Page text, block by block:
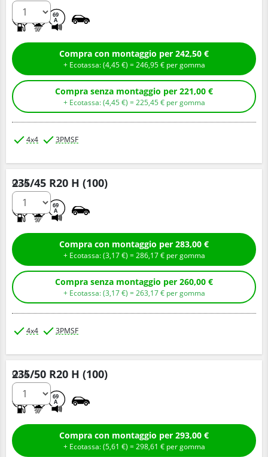
69
A
Compra con montaggio per 242,50 €
+ Ecotassa: (4,45€ ) =246,95€ per gomma
Compra senza montaggio per 221,00 €
+ Ecotassa: (4,45€ ) =225,45€ per gomma
4x4 3PMSF
235/45 R20 H (100)
69
A
Q.tà
Compra con montaggio per 283,00 €
+ Ecotassa: (3,17€ ) =286,17€ per gomma
Compra senza montaggio per 260,00 €
+ Ecotassa: (3,17€ ) =263,17€ per gomma
4x4 3PMSF
235/50 R20 H (100)
69
A
Q.tà
Compra con montaggio per 293,00 €
+ Ecotassa: (5,61 € ) =298,61 € per gomma